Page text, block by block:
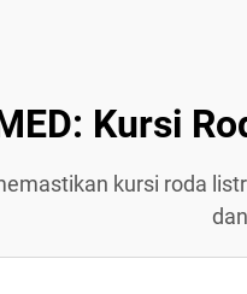
Kursi
kursi roda